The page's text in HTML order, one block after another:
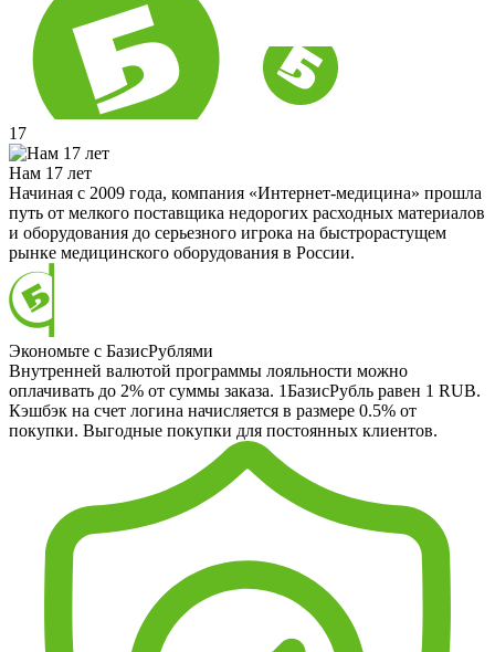
17
Нам 17 лет
Начиная с 2009 года, компания «Интернет-медицина» прошла
путь от мелкого поставщика недорогих расходных материалов
и оборудования до серьезного игрока на быстрорастущем
рынке медицинского оборудования в России.
Экономьте с БазисРублями
Внутренней валютой программы лояльности можно
оплачивать до 2% от суммы заказа. 1БазисРубль равен 1 RUB.
Кэшбэк на счет логина начисляется в размере 0.5% от
покупки. Выгодные покупки для постоянных клиентов.